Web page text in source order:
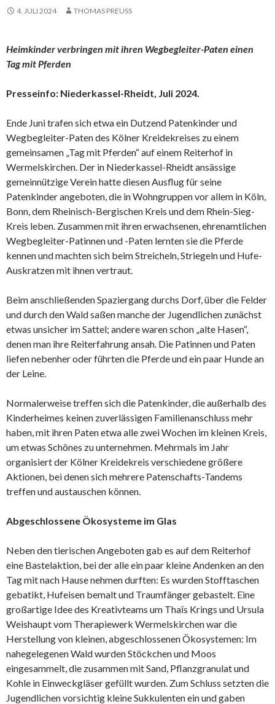
4. JULI 2024 THOMAS PREUSS
Heimkinder verbringen mit ihren Wegbegleiter-Paten einen
Tag mit Pferden
Presseinfo: Niederkassel-Rheidt, Juli 2024.
Ende Juni trafen sich etwa ein Dutzend Patenkinder und
Wegbegleiter-Paten des Kölner Kreidekreises zu einem
gemeinsamen „Tag mit Pferden“ auf einem Reiterhof in
Wermelskirchen. Der in Niederkassel-Rheidt ansässige
gemeinnützige Verein hatte diesen Ausflug für seine
Patenkinder angeboten, die in Wohngruppen vor allem in Köln,
Bonn, dem Rheinisch-Bergischen Kreis und dem Rhein-Sieg-
Kreis leben. Zusammen mit ihren erwachsenen, ehrenamtlichen
Wegbegleiter-Patinnen und -Paten lernten sie die Pferde
kennen und machten sich beim Streicheln, Striegeln und Hufe-
Auskratzen mit ihnen vertraut.
Beim anschließenden Spaziergang durchs Dorf, über die Felder
und durch den Wald saßen manche der Jugendlichen zunächst
etwas unsicher im Sattel; andere waren schon „alte Hasen“,
denen man ihre Reiterfahrung ansah. Die Patinnen und Paten
liefen nebenher oder führten die Pferde und ein paar Hunde an
der Leine.
Normalerweise treffen sich die Patenkinder, die außerhalb des
Kinderheimes keinen zuverlässigen Familienanschluss mehr
haben, mit ihren Paten etwa alle zwei Wochen im kleinen Kreis,
um etwas Schönes zu unternehmen. Mehrmals im Jahr
organisiert der Kölner Kreidekreis verschiedene größere
Aktionen, bei denen sich mehrere Patenschafts-Tandems
treffen und austauschen können.
Abgeschlossene Ökosysteme im Glas
Neben den tierischen Angeboten gab es auf dem Reiterhof
eine Bastelaktion, bei der alle ein paar kleine Andenken an den
Tag mit nach Hause nehmen durften: Es wurden Stofftaschen
gebatikt, Hufeisen bemalt und Traumfänger gebastelt. Eine
großartige Idee des Kreativteams um Thaїs Krings und Ursula
Weishaupt vom Therapiewerk Wermelskirchen war die
Herstellung von kleinen, abgeschlossenen Ökosystemen: Im
nahegelegenen Wald wurden Stöckchen und Moos
eingesammelt, die zusammen mit Sand, Pflanzgranulat und
Kohle in Einweckgläser gefüllt wurden. Zum Schluss setzten die
Jugendlichen vorsichtig kleine Sukkulenten ein und gaben